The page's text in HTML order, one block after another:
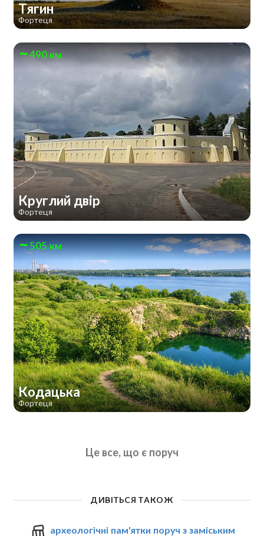
Тягин
Фортеця
490 км
Круглий двір
Фортеця
505 км
Кодацька
Фортеця
Це все, що є поруч
ДИВІТЬСЯ ТАКОЖ
археологічні пам'ятки поруч з заміським